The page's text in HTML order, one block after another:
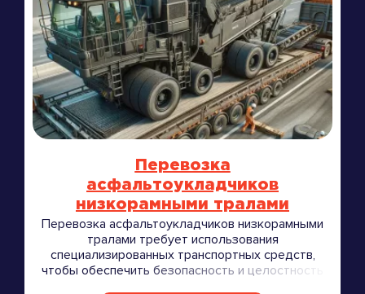
Перевозка
асфальтоукладчиков
низкорамными тралами
Перевозка асфальтоукладчиков низкорамными
тралами требует использования
специализированных транспортных средств,
чтобы обеспечить безопасность и целостность